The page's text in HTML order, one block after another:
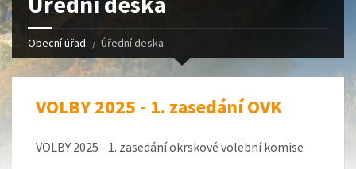
Obecní úřad Úřední deska
VOLBY 2025 - 1. zasedání OVK
VOLBY 2025 - 1. zasedání okrskové volební komise